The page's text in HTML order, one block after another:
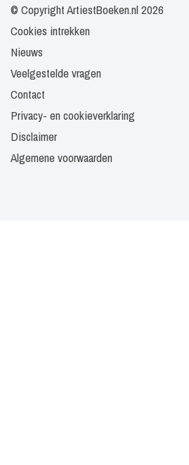
© Copyright ArtiestBoeken.nl 2026
Cookies intrekken
Nieuws
Veelgestelde vragen
Contact
Privacy- en cookieverklaring
Disclaimer
Algemene voorwaarden